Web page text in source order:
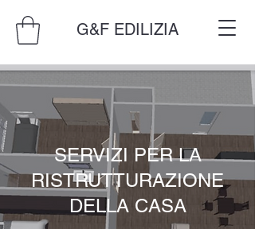
G&F EDILIZIA
SERVIZI PER LA
RISTRUTTURAZIONE
DELLA CASA